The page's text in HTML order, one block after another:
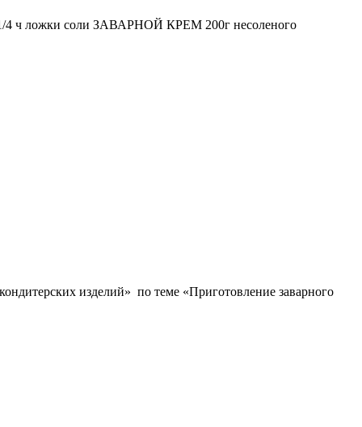
1/4 ч ложки соли ЗАВАРНОЙ КРЕМ 200г несоленого
изделий» по теме «Приготовление заварного